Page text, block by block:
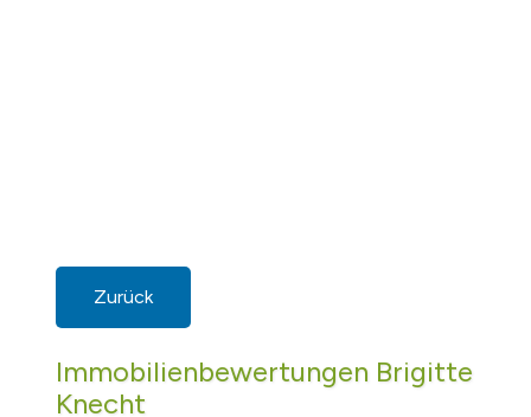
Zurück
Immobilienbewertungen Brigitte
Knecht